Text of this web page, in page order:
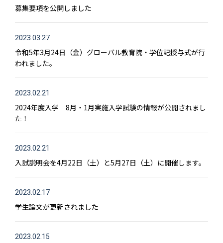
募集要項を公開しました
2023.03.27
令和5年3月24日（金）グローバル教育院・学位記授与式が行
われました。
2023.02.21
2024年度入学 8月・1月実施入学試験の情報が公開されまし
た！
2023.02.21
入試説明会を4月22日（土）と5月27日（土）に開催します。
2023.02.17
学生論文が更新されました
2023.02.15